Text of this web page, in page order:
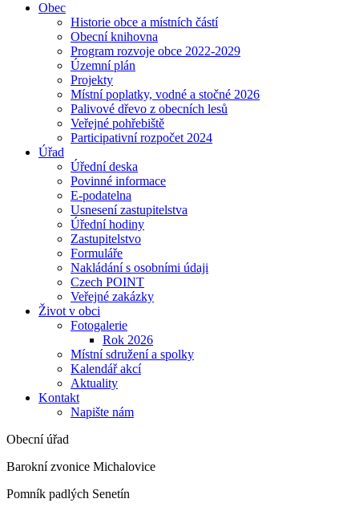
Obec
Historie obce a místních částí
Obecní knihovna
Program rozvoje obce 2022-2029
Územní plán
Projekty
Místní poplatky, vodné a stočné 2026
Palivové dřevo z obecních lesů
Veřejné pohřebiště
Participativní rozpočet 2024
Úřad
Úřední deska
Povinné informace
E-podatelna
Usnesení zastupitelstva
Úřední hodiny
Zastupitelstvo
Formuláře
Nakládání s osobními údaji
Czech POINT
Veřejné zakázky
Život v obci
Fotogalerie
Rok 2026
Místní sdružení a spolky
Kalendář akcí
Aktuality
Kontakt
Napište nám
Obecní úřad
Barokní zvonice Michalovice
Pomník padlých Senetín